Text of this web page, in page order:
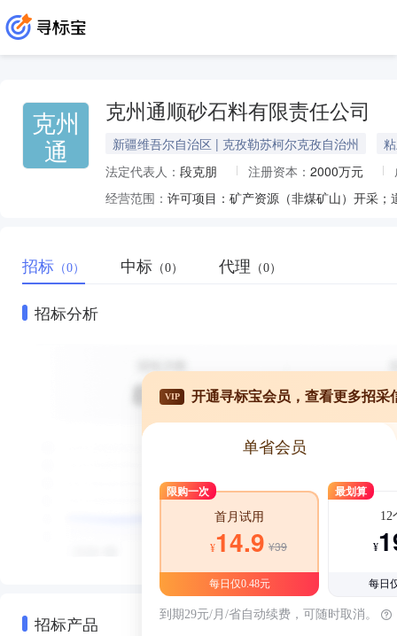
克州
通
克州通顺砂石料有限责任公司
新疆维吾尔自治区 | 克孜勒苏柯尔克孜自治州
法定代表人： 段克朋 注册资本： 2000万元
经营范围：
招标 （0） 中标 （0） 代理 （0）
招标分析
招标产品
VIP 开通寻标宝会员，查看更多招采
单省会员
限购一次
首月试用
¥14.9 ¥39
每日仅0.48元
最划算
12
¥
每日
到期29元/月/省自动续费，可随时取消。